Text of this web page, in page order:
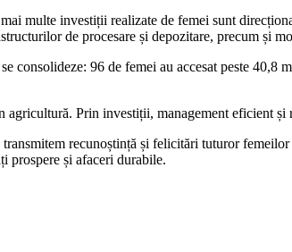
multe investiții realizate de femei sunt
de procesare și depozitare, precum și
consolideze: 96 de femei au accesat peste
Prin investiții, management eficient
recunoștință și felicitări tuturor
prospere și afaceri durabile.